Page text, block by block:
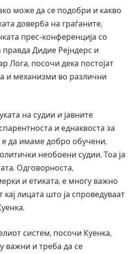
може да се подобри и какво
доверба на граѓаните,
прес-конференција со
Дидие Рејндерс и
Лога, посочи дека постојат
и механизми во различни
на судии и јавните
и еднаквоста за
е да имаме добро обучени,
необоени судии. Тоа ја
Одговорноста,
и етиката, е многу важно
лицата што ја спроведуваат
систем, посочи Куенка,
важни и треба да се